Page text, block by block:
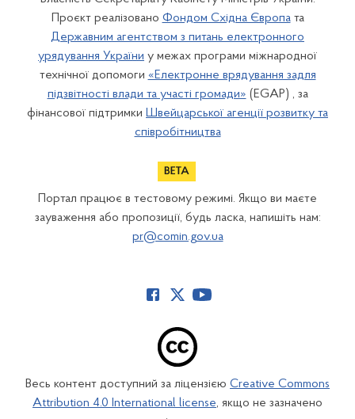
Проєкт реалізовано Фондом Східна Європата
Державним агентством з питань електронного
урядування України у межах програми міжнародної
технічної допомоги «Електронне врядування задля
підзвітності влади та участі громади» (EGAP) , за
фінансової підтримки Швейцарської агенції розвитку та
співробітництва
Портал працює в тестовому режимі. Якщо ви маєте
зауваження або пропозиції, будь ласка, напишіть нам:
pr@comin.gov.ua
Весь контент доступний за ліцензією Creative Commons
Attribution 4.0 International license, якщо не зазначено